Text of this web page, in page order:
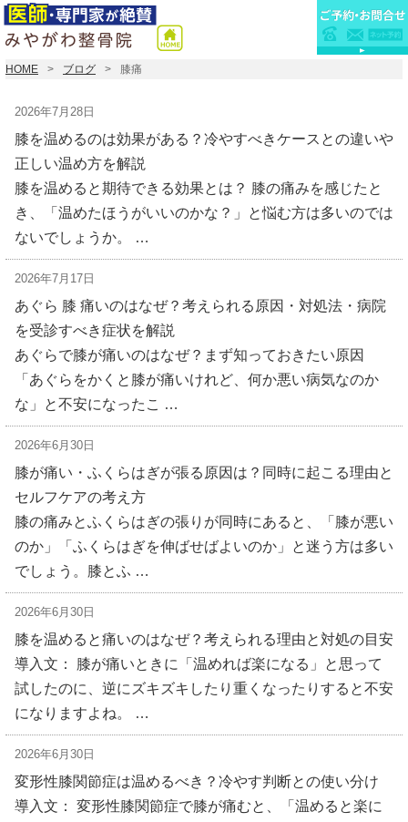
HOME ブログ 膝痛
2026年7月28日
膝を温めるのは効果がある？冷やすべきケースとの違いや
正しい温め方を解説
膝を温めると期待できる効果とは？ 膝の痛みを感じたと
き、「温めたほうがいいのかな？」と悩む方は多いのでは
ないでしょうか。 …
2026年7月17日
あぐら 膝 痛いのはなぜ？考えられる原因・対処法・病院
を受診すべき症状を解説
あぐらで膝が痛いのはなぜ？まず知っておきたい原因
「あぐらをかくと膝が痛いけれど、何か悪い病気なのか
な」と不安になったこ …
2026年6月30日
膝が痛い・ふくらはぎが張る原因は？同時に起こる理由と
セルフケアの考え方
膝の痛みとふくらはぎの張りが同時にあると、「膝が悪い
のか」「ふくらはぎを伸ばせばよいのか」と迷う方は多い
でしょう。膝とふ …
2026年6月30日
膝を温めると痛いのはなぜ？考えられる理由と対処の目安
導入文： 膝が痛いときに「温めれば楽になる」と思って
試したのに、逆にズキズキしたり重くなったりすると不安
になりますよね。 …
2026年6月30日
変形性膝関節症は温めるべき？冷やす判断との使い分け
導入文： 変形性膝関節症で膝が痛むと、「温めると楽に